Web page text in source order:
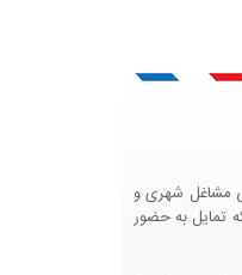
کوشش 4 ساله سعی در تهیه جامع بانک اطلاعاتی مشاغل شهری و
تمایل به حضور